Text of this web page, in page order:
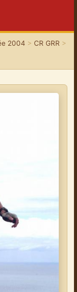
2004 > CR GRR >